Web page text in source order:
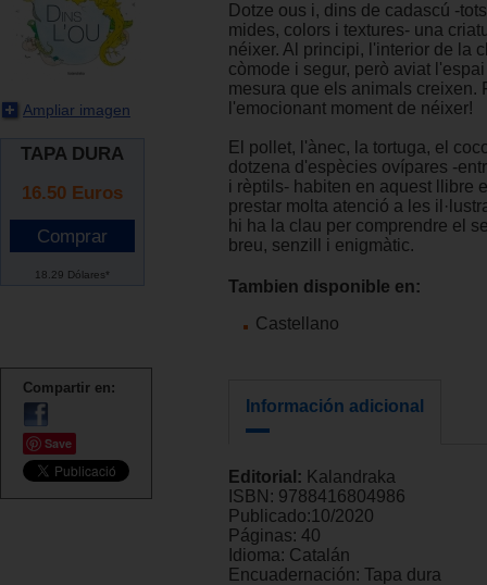
Ampliar imagen
TAPA DURA
16.50 Euros
18.29 Dólares*
Compartir en:
Save
Dotze ous i, dins de cadascú -
mides, colors i textures- una
néixer. Al principi, l'interior de la
còmode i segur, però aviat
mesura que els animals creixen.
l'emocionant moment de néixer!
El pollet, l'ànec, la tortuga, el
dotzena d'espècies ovípares -
i rèptils- habiten en aquest llibre
prestar molta atenció a les
hi ha la clau per comprendre el
breu, senzill i enigmàtic.
Tambien disponible en:
Castellano
Información adicional
Editorial: Kalandraka
ISBN: 9788416804986
Publicado:10/2020
Páginas: 40
Idioma: Catalán
Encuadernación: Tapa dura